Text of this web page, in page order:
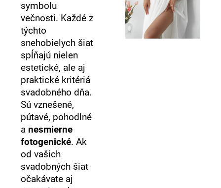
symbolu
večnosti. Každé z
týchto
snehobielych šiat
spĺňajú nielen
estetické, ale aj
praktické kritériá
svadobného dňa.
Sú vznešené,
pútavé, pohodlné
a nesmierne
fotogenické. Ak
od vašich
svadobných šiat
očakávate aj